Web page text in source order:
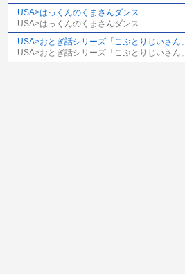
USA>はっくんのくまさんダンス
USA>はっくんのくまさんダンス
USA>おとぎ話シリーズ「こぶとりじいさん」
USA>おとぎ話シリーズ「こぶとりじいさん」